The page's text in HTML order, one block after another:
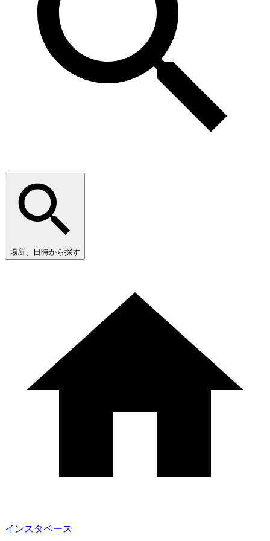
場所、日時から探す
インスタベース